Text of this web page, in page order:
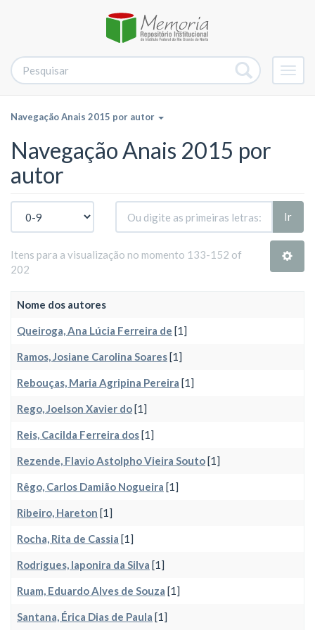
Navegação Anais 2015 por autor
Navegação Anais 2015 por
autor
Ir
Itens para a visualização no momento 133-152 of
202
Nome dos autores
Queiroga, Ana Lúcia Ferreira de [1]
Ramos, Josiane Carolina Soares[1]
Rebouças, Maria Agripina Pereira [1]
Rego, Joelson Xavier do[1]
Reis, Cacilda Ferreira dos[1]
Rezende, Flavio Astolpho Vieira Souto[1]
Rêgo, Carlos Damião Nogueira [1]
Ribeiro, Hareton [1]
Rocha, Rita de Cassia [1]
Rodrigues, Iaponira da Silva [1]
Ruam, Eduardo Alves de Souza [1]
Santana, Érica Dias de Paula [1]